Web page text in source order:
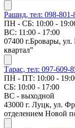
Рашид, тел: 098-801-
ПН - СБ: 10:00 -
ВС: 11:00 - 17:00
07400 г.Бровары,
квартал"
Тарас, тел: 097-609-
ПН - ПТ: 10:00 -
СБ: 10:00 - 17:00
ВС - выходной
43000 г. Луцк, ул.
отделением Новой